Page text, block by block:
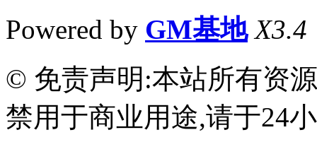
Powered by GM基地 X3.4
© 免责声明:本站所有资
禁用于商业用途,请于24